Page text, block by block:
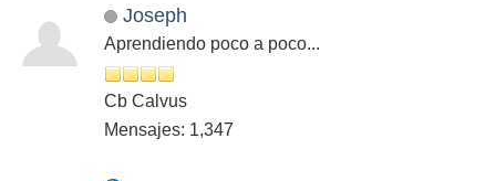
Joseph
Aprendiendo poco a poco...
Cb Calvus
Mensajes: 1,347